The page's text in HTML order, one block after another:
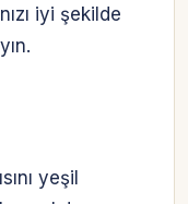
iyi şekilde
yeşil